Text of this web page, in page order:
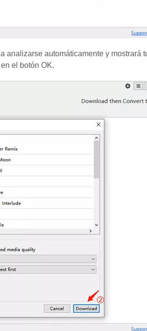
analizarse automáticamente y mostrará
el botón OK.